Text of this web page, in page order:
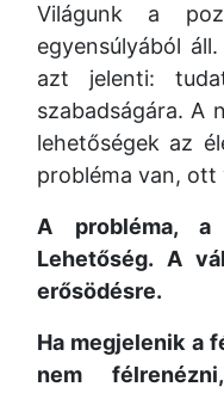
Világunk a
egyensúlyából
azt jelenti:
szabadságára. A
lehetőségek az
probléma van, ott
A probléma, a
Lehetőség. A
erősödésre.
Ha megjelenik a
nem